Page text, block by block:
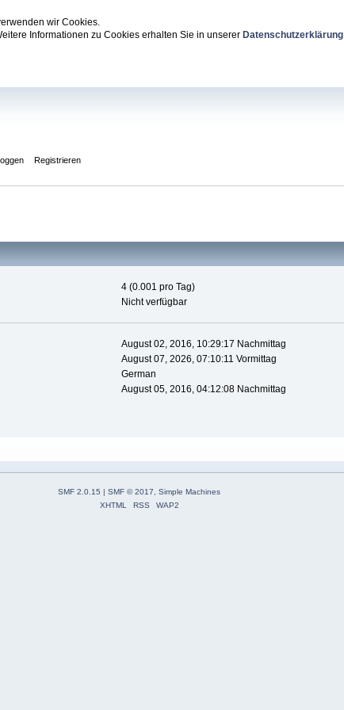
wir Cookies.
Informationen zu Cookies erhalten Sie in unserer Datenschutzerklärung
Registrieren
4 (0.001 pro Tag)
Nicht verfügbar
August 02, 2016, 10:29:17 Nachmittag
August 07, 2026, 07:10:11 Vormittag
German
August 05, 2016, 04:12:08 Nachmittag
SMF 2.0.15 | SMF © 2017, Simple Machines
XHTML
RSS WAP2